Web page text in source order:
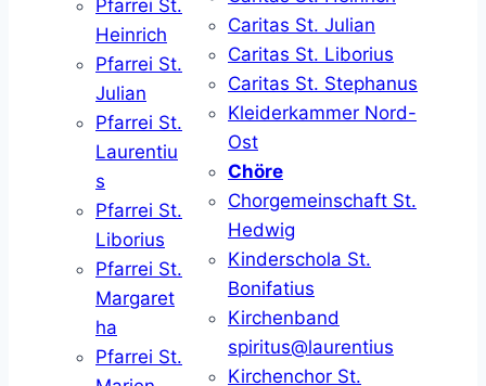
Pfarrei St.
Heinrich
Pfarrei St.
Julian
Pfarrei St.
Laurentiu
s
Pfarrei St.
Liborius
Pfarrei St.
Margaret
ha
Pfarrei St.
Caritas St. Julian
Caritas St. Liborius
Caritas St. Stephanus
Kleiderkammer Nord-
Ost
Chöre
Chorgemeinschaft St.
Hedwig
Kinderschola St.
Bonifatius
Kirchenband
spiritus@laurentius
Kirchenchor St.